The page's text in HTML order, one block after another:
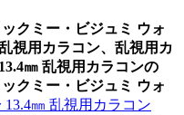
クミー・ビジュミ ウォ
視用カラコン、乱視用カ
㎜ 乱視用カラコンの
クミー・ビジュミ ウォ
13.4㎜ 乱視用カラコン